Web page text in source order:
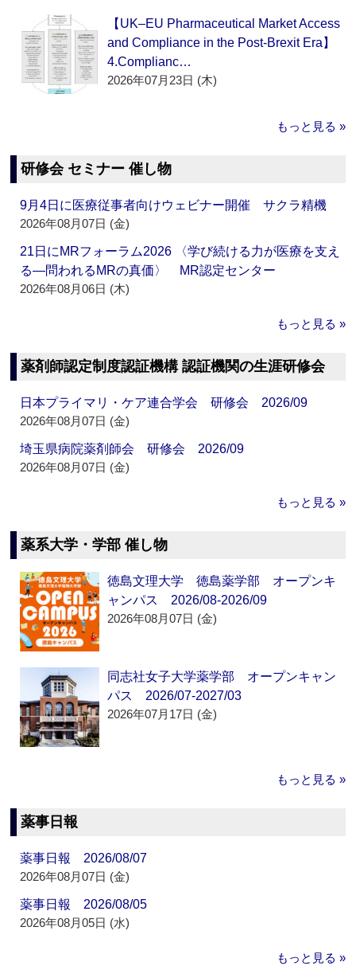
【UK–EU Pharmaceutical Market Access
and Compliance in the Post-Brexit Era】
4.Complianc…
2026年07月23日 (木)
もっと見る »
研修会 セミナー 催し物
9月4日に医療従事者向けウェビナー開催 サクラ精機
2026年08月07日 (金)
21日にMRフォーラム2026 〈学び続ける力が医療を支え
る―問われるMRの真価〉 MR認定センター
2026年08月06日 (木)
もっと見る »
薬剤師認定制度認証機構 認証機関の生涯研修会
日本プライマリ・ケア連合学会 研修会 2026/09
2026年08月07日 (金)
埼玉県病院薬剤師会 研修会 2026/09
2026年08月07日 (金)
もっと見る »
薬系大学・学部 催し物
徳島文理大学 徳島薬学部 オープンキ
ャンパス 2026/08-2026/09
2026年08月07日 (金)
同志社女子大学薬学部 オープンキャン
パス 2026/07-2027/03
2026年07月17日 (金)
もっと見る »
薬事日報
薬事日報 2026/08/07
2026年08月07日 (金)
薬事日報 2026/08/05
2026年08月05日 (水)
もっと見る »